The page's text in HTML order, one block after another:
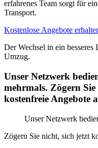
erfahrenes Team sorgt für
Transport.
Kostenlose Angebote
Der Wechsel in ein
Umzug.
Unser Netzwerk
mehrmals. Zögern
kostenfreie Angebote
Unser Netzwerk
Zögern Sie nicht, sich jetzt